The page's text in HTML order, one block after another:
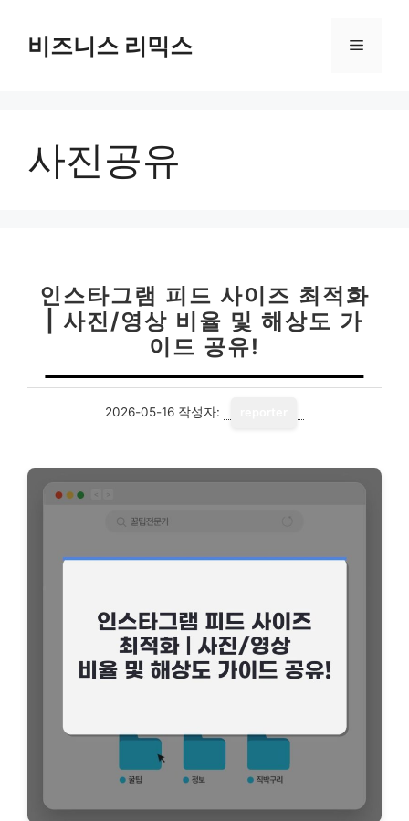
비즈니스 리믹스 메
사진공유
인스타그램 피드 사이즈 최적화
| 사진/영상 비율 및 해상도 가
이드 공유!
2026-05-16 작성자: